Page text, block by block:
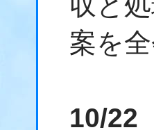
案を
10/22